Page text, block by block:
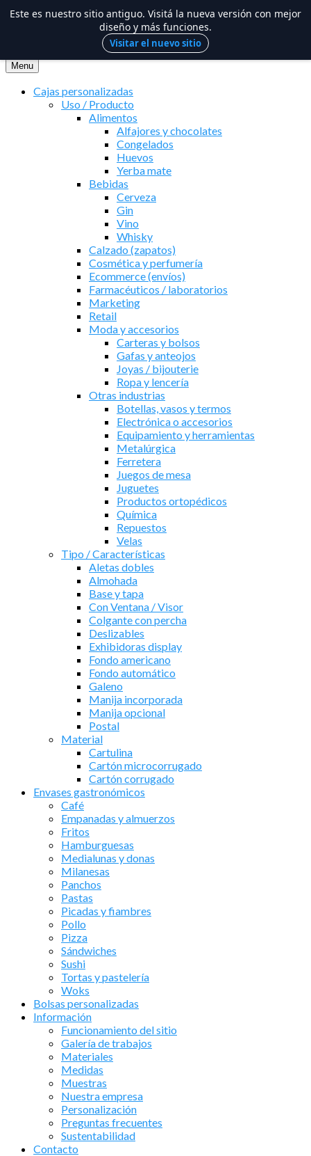
al
contenido
Menu
Cajas personalizadas
Uso / Producto
Alimentos
Alfajores y chocolates
Congelados
Huevos
Yerba mate
Bebidas
Cerveza
Gin
Vino
Whisky
Calzado (zapatos)
Cosmética y perfumería
Ecommerce (envíos)
Farmacéuticos / laboratorios
Marketing
Retail
Moda y accesorios
Carteras y bolsos
Gafas y anteojos
Joyas / bijouterie
Ropa y lencería
Otras industrias
Botellas, vasos y termos
Electrónica o accesorios
Equipamiento y herramientas
Metalúrgica
Ferretera
Juegos de mesa
Juguetes
Productos ortopédicos
Química
Repuestos
Velas
Tipo / Características
Aletas dobles
Almohada
Base y tapa
Con Ventana / Visor
Colgante con percha
Deslizables
Exhibidoras display
Fondo americano
Fondo automático
Galeno
Manija incorporada
Manija opcional
Postal
Material
Cartulina
Cartón microcorrugado
Cartón corrugado
Envases gastronómicos
Café
Empanadas y almuerzos
Fritos
Hamburguesas
Medialunas y donas
Milanesas
Panchos
Pastas
Picadas y fiambres
Pollo
Pizza
Sándwiches
Sushi
Tortas y pastelería
Woks
Bolsas personalizadas
Información
Funcionamiento del sitio
Galería de trabajos
Materiales
Medidas
Muestras
Nuestra empresa
Personalización
Preguntas frecuentes
Sustentabilidad
Contacto
Este es nuestro sitio antiguo. Visitá la nueva versión con mejor
diseño y más funciones.
Visitar el nuevo sitio